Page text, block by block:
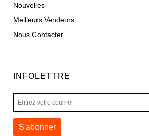
Nouvelles
Meilleurs Vendeurs
Nous Contacter
INFOLETTRE
S'abonner